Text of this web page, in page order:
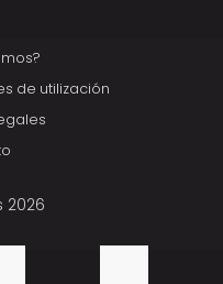
de utilización
2026